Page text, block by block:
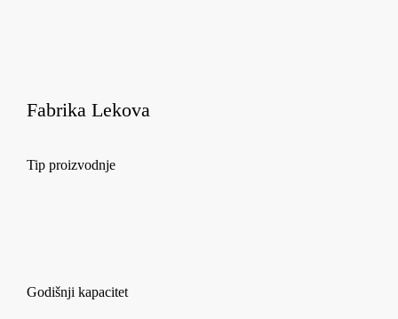
Fabrika Lekova
Tip proizvodnje
Godišnji kapacitet